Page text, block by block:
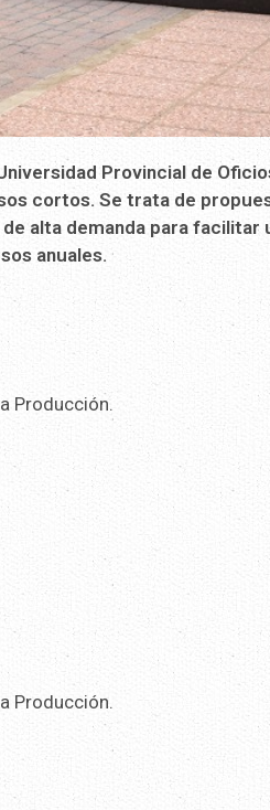
Provincial de
cortos. Se trata de
alta demanda para facilitar
anuales.
Producción.
Producción.